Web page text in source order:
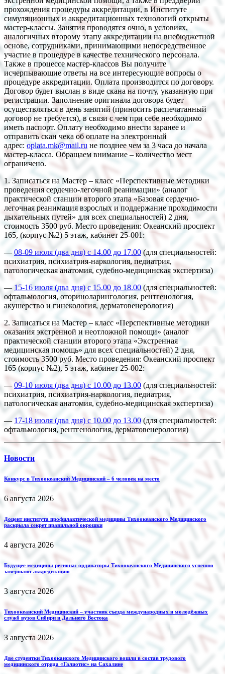
прохождения процедуры аккредитации, в Институте
симуляционных и аккредитационных технологий открыты
мастер-классы. Занятия проводятся очно, в условиях,
аналогичных второму этапу аккредитации на внебюджетной
основе, сотрудниками, принимающими непосредственное
участие в процедуре в качестве технического персонала.
Также в процессе мастер-классов Вы получите
исчерпывающие ответы на все интересующие вопросы о
процедуре аккредитации. Оплата производится по договору.
Договор будет выслан в виде скана на почту, указанную при
регистрации. Заполнение оригинала договора будет
осуществляться в день занятий (приносить распечатанный
договор не требуется), в связи с чем при себе необходимо
иметь паспорт. Оплату необходимо внести заранее и
отправить скан чека об оплате на электронный
адрес: oplata.mk@mail.ru не позднее чем за 3 часа до начала
мастер-класса. Обращаем внимание – количество мест
ограничено.
1. Записаться на Мастер – класс «Перспективные методики
проведения сердечно-легочной реанимации» (аналог
практической станции второго этапа «Базовая сердечно-
легочная реанимация взрослых и поддержание проходимости
дыхательных путей» для всех специальностей) 2 дня,
стоимость 3500 руб. Место проведения: Океанский проспект
165, (корпус №2) 5 этаж, кабинет 25-001:
—08-09 июля (два дня) с 14.00 до 17.00 (для специальностей:
психиатрия, психиатрия-наркология, педиатрия,
патологическая анатомия, судебно-медицинская экспертиза)
— 15-16 июля (два дня) с 15.00 до 18.00 (для специальностей:
офтальмология, оториноларингология, рентгенология,
акушерство и гинекология, дерматовенерология)
2. Записаться на Мастер – класс «Перспективные методики
оказания экстренной и неотложной помощи» (аналог
практической станции второго этапа «Экстренная
медицинская помощь» для всех специальностей) 2 дня,
стоимость 3500 руб. Место проведения: Океанский проспект
165 (корпус №2), 5 этаж, кабинет 25-002:
—09-10 июля (два дня) с 10.00 до 13.00 (для специальностей:
психиатрия, психиатрия-наркология, педиатрия,
патологическая анатомия, судебно-медицинская экспертиза)
— 17-18 июля (два дня) с 10.00 до 13.00 (для специальностей:
офтальмология, рентгенология, дерматовенерология)
Новости
Конкурс в Тихоокеанский Медицинский – 6 человек на место
6 августа 2026
Доцент института профилактической медицины Тихоокеанского Медицинского
раскрыла секрет правильной окрошки
4 августа 2026
Будущее медицины региона: ординаторы Тихоокеанского Медицинского успешно
завершают аккредитацию
3 августа 2026
Тихоокеанский Медицинский – участник съезда международных и молодёжных
служб вузов Сибири и Дальнего Востока
3 августа 2026
Две студентки Тихооканского Медицинского вошли в состав трудового
медицинского отряда «Галиотис» на Сахалине